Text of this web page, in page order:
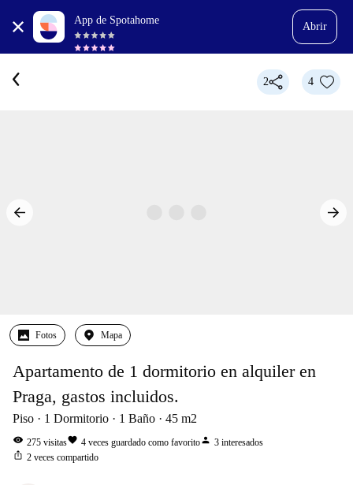
App de Spotahome
Abrir
2 4
Fotos Mapa
Apartamento de 1 dormitorio en alquiler en
Praga, gastos incluidos.
Piso 1 Dormitorio 1 Baño 45 m2
visibility 275 visitasfavorite 4 veces guardado como favoritoperson 3 interesados
ios_share 2 veces compartido